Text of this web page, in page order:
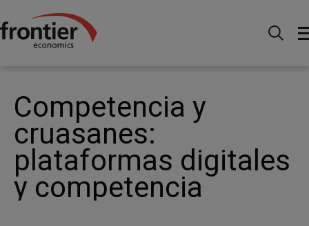
Home News and Insights
cruasanes: plataformas digitales y competencia
Competencia y
cruasanes:
plataformas digitales
y competencia